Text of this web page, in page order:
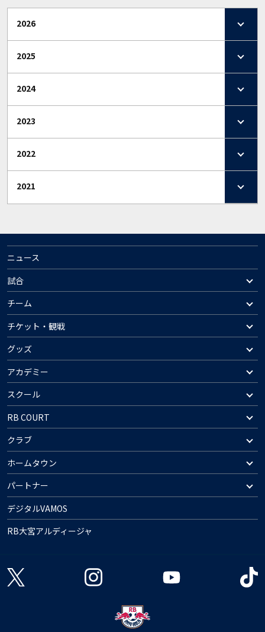
2026
2025
2024
2023
2022
2021
ニュース
試合
チーム
チケット・観戦
グッズ
アカデミー
スクール
RB COURT
クラブ
ホームタウン
パートナー
デジタルVAMOS
RB大宮アルディージャ